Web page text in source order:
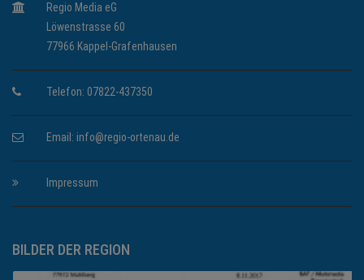
Regio Media eG
Löwenstrasse 60
77966 Kappel-Grafenhausen
Telefon: 07822-437350
Email: info@regio-ortenau.de
Impressum
BILDER DER REGION